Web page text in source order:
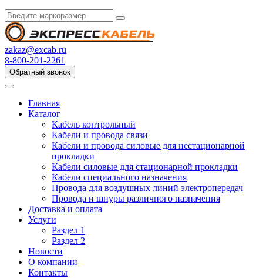
zakaz@excab.ru
8-800-201-2261
Обратный звонок
Главная
Каталог
Кабель контрольный
Кабели и провода связи
Кабели и провода силовые для нестационарной
прокладки
Кабели силовые для стационарной прокладки
Кабели специального назначения
Провода для воздушных линий электропередач
Провода и шнуры различного назначения
Доставка и оплата
Услуги
Раздел 1
Раздел 2
Новости
О компании
Контакты